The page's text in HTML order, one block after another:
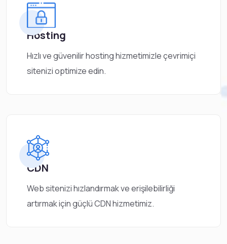
Hosting
Hızlı ve güvenilir hosting hizmetimizle çevrimiçi
sitenizi optimize edin.
CDN
Web sitenizi hızlandırmak ve erişilebilirliği
artırmak için güçlü CDN hizmetimiz.